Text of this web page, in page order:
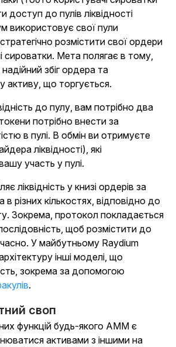
до пулів ліквідності
використовує свої пули
розмістити свої ордери
сироватки. Мета полягає в тому,
збіг ордера та
активу, що торгується.
до пулу, вам потрібно два
потрібно внести за
в пулі. В обмін ви отримуєте
ліквідності), які
участь у пулі.
ліквідність у книзі ордерів за
в різних кількостях, відповідно до
Зокрема, протокол покладається
щоб розмістити до
У майбутньому Raydium
інші моделі, що
зокрема за допомогою
.
своп
функцій будь-якого AMM є
активами з іншими на